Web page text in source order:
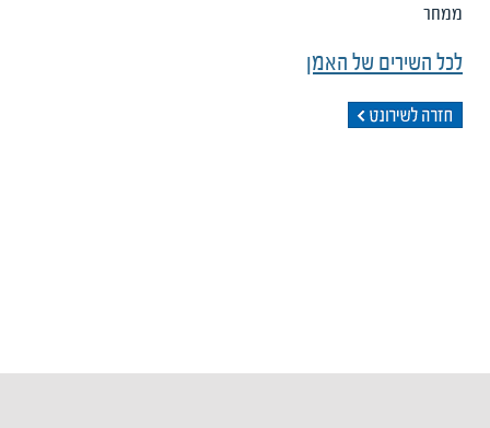
ממחר
לכל השירים של האמן